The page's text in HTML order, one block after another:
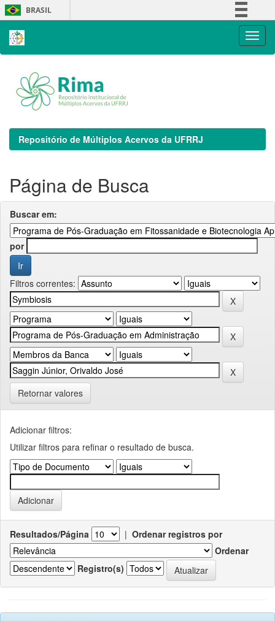
Skip
navigation
BRASIL
Repositório de Múltiplos Acervos da UFRRJ
Página de Busca
Buscar em:
por
Filtros correntes:
Retornar valores
Adicionar filtros:
Utilizar filtros para refinar o resultado de busca.
Resultados/Página | Ordenar registros por
Ordenar
Registro(s)